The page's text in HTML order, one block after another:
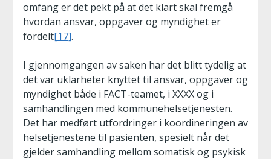
omfang er det pekt på at det klart skal fremgå
hvordan ansvar, oppgaver og myndighet er
fordelt[17].
I gjennomgangen av saken har det blitt tydelig at
det var uklarheter knyttet til ansvar, oppgaver og
myndighet både i FACT-teamet, i XXXX og i
samhandlingen med kommunehelsetjenesten.
Det har medført utfordringer i koordineringen av
helsetjenestene til pasienten, spesielt når det
gjelder samhandling mellom somatisk og psykisk